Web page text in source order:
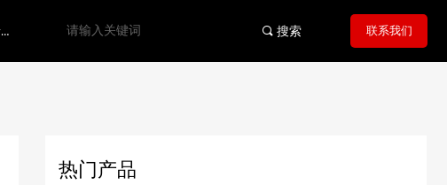
新能源车音响底层逻辑 끠 搜索 联系我们
热门产品